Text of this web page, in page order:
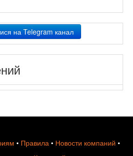
на Telegram канал
• Правила • Новости компаний •